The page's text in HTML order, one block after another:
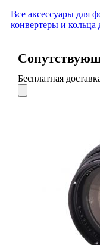
Все аксессуары для
конвертеры и кольца
Бесплатная